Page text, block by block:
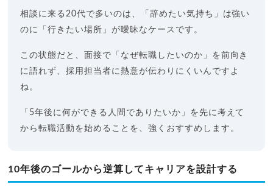
相談に来る20代で多いのは、「辞めたい気持ち」は強い
のに「行きたい場所」が曖昧なケースです。
この状態だと、面接で「なぜ転職したいのか」を前向き
に語れず、採用担当者に熱意が伝わりにくいんですよ
ね。
「5年後に何ができる人間でありたいか」を先に考えて
から転職活動を始めることを、強くおすすめします。
10年後のゴールから逆算してキャリアを設計する